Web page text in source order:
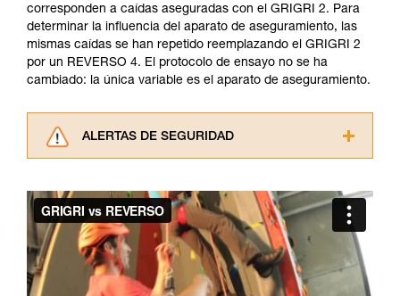
corresponden a caídas aseguradas con el GRIGRI 2. Para
determinar la influencia del aparato de aseguramiento, las
mismas caídas se han repetido reemplazando el GRIGRI 2
por un REVERSO 4. El protocolo de ensayo no se ha
cambiado: la única variable es el aparato de aseguramiento.
ALERTAS DE SEGURIDAD
consultarlo. Usted debe comprender la
información de la ficha técnica para poder
comprender este complemento informativo.
Dominar estas técnicas requiere una formación
y un entrenamiento específico. Confirme a